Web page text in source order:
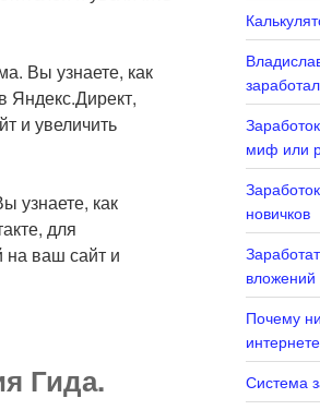
Вы узнаете, как
Яндекс.Директ,
и увеличить
узнаете, как
для
на ваш сайт и
Гида.
миф или
новичков
вложений
Почему
Система